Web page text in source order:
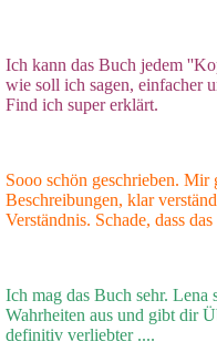
Ich kann das Buch jedem
wie soll ich sagen, einfacher
Find ich super erklärt.
Sooo schön geschrieben. Mir
Beschreibungen, klar
Verständnis. Schade, dass
Ich mag das Buch sehr. Lena
Wahrheiten aus und gibt dir
definitiv verliebter ....